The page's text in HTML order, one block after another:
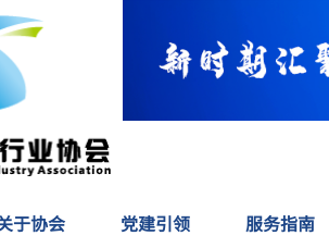
于协会 党建引领 服务指南